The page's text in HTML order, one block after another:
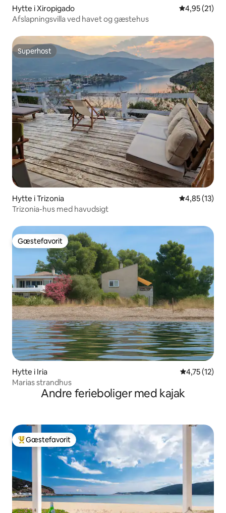
Hytte i Xiropigado 4,95 ud af 5
4,95 (21)
Afslapningsvilla ved havet og gæstehus
Superhost
Superhost
Hytte i Trizonia 4,85 ud af 5
4,85 (13)
Trizonia-hus med havudsigt
Gæstefavorit
Gæstefavorit
Hytte i Iria 4,75 ud af 5
4,75 (12)
Μarias strandhus
Andre ferieboliger med kajak
Bedste gæstefavorit
Gæstefavorit